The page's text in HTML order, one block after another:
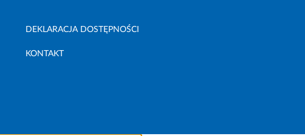
DEKLARACJA DOSTĘPNOŚCI
KONTAKT